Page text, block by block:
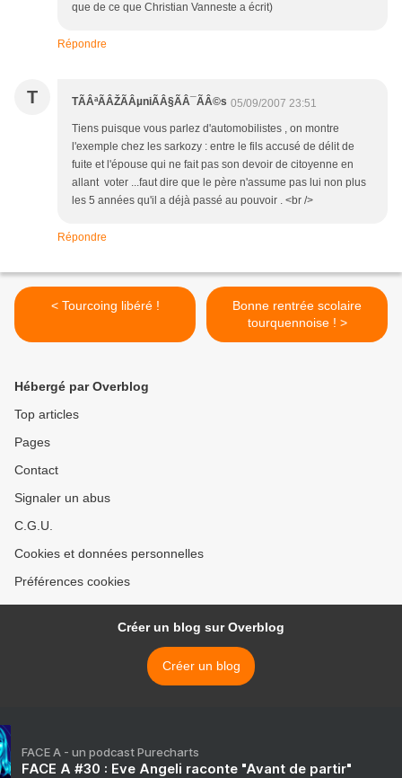
que de ce que Christian Vanneste a écrit)
Répondre
T TÃÂªÃÂŽÃÂµniÃÂ§ÃÂ¯ÃÂ©s 05/09/2007 23:51
Tiens puisque vous parlez d'automobilistes , on montre
l'exemple chez les sarkozy : entre le fils accusé de délit de
fuite et l'épouse qui ne fait pas son devoir de citoyenne en
allant voter ...faut dire que le père n'assume pas lui non plus
les 5 années qu'il a déjà passé au pouvoir . <br />
Répondre
< Tourcoing libéré !
Bonne rentrée scolaire
tourquennoise ! >
Hébergé par Overblog
Top articles
Pages
Contact
Signaler un abus
C.G.U.
Cookies et données personnelles
Préférences cookies
Créer un blog sur Overblog
Créer un blog
FACE A - un podcast Purecharts
FACE A #30 : Eve Angeli raconte "Avant de partir"